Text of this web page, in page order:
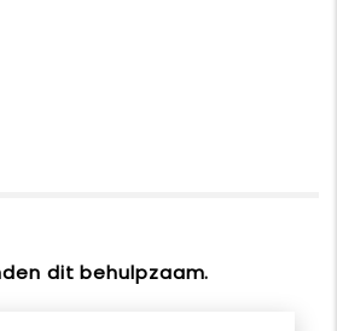
dit behulpzaam.